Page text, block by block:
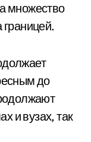
множество
до
и вузах, так